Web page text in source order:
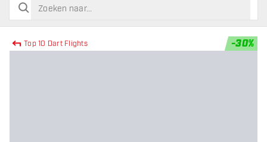
zoeken
zoeken
Top 10 Dart Flights -30%